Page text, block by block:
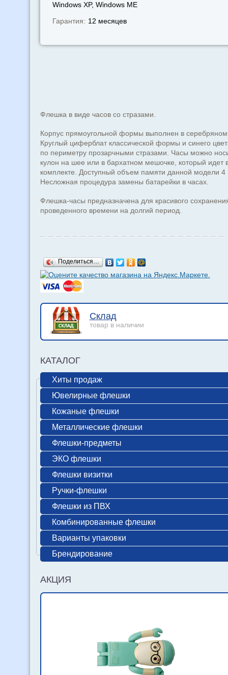
Windows XP, Windows МЕ
Гарантия: 12 месяцев
Флешка в виде часов со стразами.
Корпус прямоугольной формы выполнен в серебряном
Круглый циферблат классической формы и синего
по периметру прозарчными стразами. Часы можно
кулон на шее или в бархатном мешочке, который идет
комплекте. Доступный объем памяти данной модели 4
Несложная процедура замены батарейки в часах.
Флешка-часы предназначена для красивого
проведенного времени на долгий период.
Поделиться…
Склад
товар в наличии
КАТАЛОГ
Хиты продаж
Ювелирные флешки
Кожаные флешки
Металлические флешки
Флешки-предметы
ЭКО флешки
Флешки визитки
Ручки-флешки
Флешки из ПВХ
Комбинированные флешки
Варианты упаковки
Брендирование
АКЦИЯ